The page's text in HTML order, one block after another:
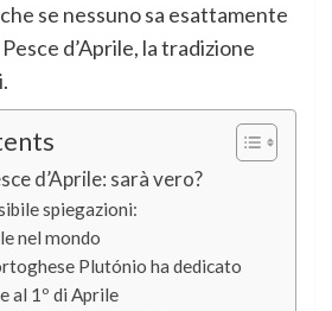
se nessuno sa esattamente
d’Aprile, la tradizione
d’Aprile: sarà vero?
spiegazioni:
nel mondo
Plutónio ha dedicato
al 1º di Aprile